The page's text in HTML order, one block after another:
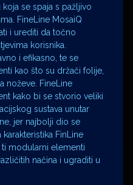
se spaja s pažljivo
FineLine MosaiQ
i urediti da točno
korisnika.
i efikasno, te se
kao što su držači folije,
noževe. FineLine
kako bi se stvorio veliki
sustava unutar
jer najbolji dio se
FinLine
ti modularni elementi
načina i ugraditi u